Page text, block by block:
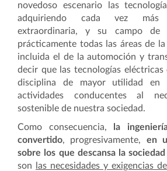
novedoso escenario las
adquiriendo cada vez más
extraordinaria, y su campo de
prácticamente todas las áreas de
incluida el de la automoción y
decir que las tecnologías eléctricas
disciplina de mayor utilidad
actividades conducentes al
sostenible de nuestra sociedad.
Como consecuencia,
la
convertido, progresivamente, en
sobre los que descansa la
son
las necesidades y exigencias